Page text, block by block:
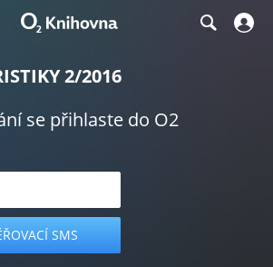
2/2016
se přihlaste do O2